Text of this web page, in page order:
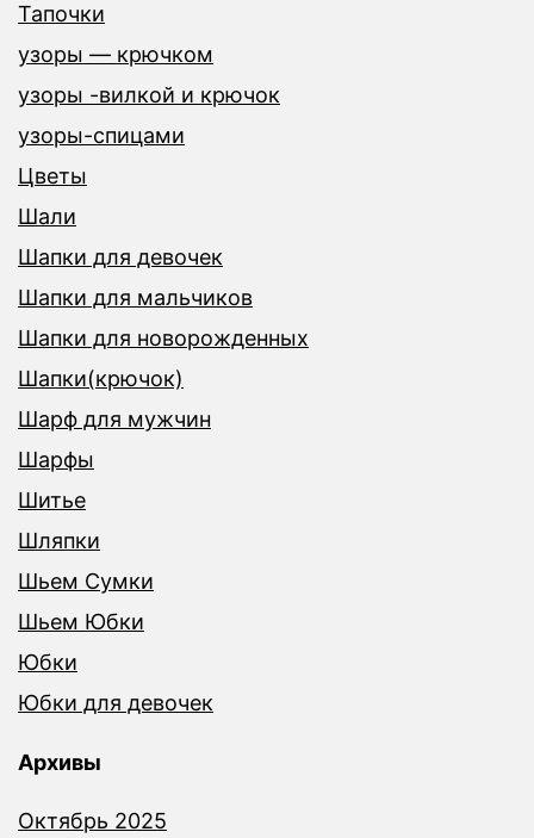
Тапочки
узоры — крючком
узоры -вилкой и крючок
узоры-спицами
Цветы
Шали
Шапки для девочек
Шапки для мальчиков
Шапки для новорожденных
Шапки(крючок)
Шарф для мужчин
Шарфы
Шитье
Шляпки
Шьем Сумки
Шьем Юбки
Юбки
Юбки для девочек
Архивы
Октябрь 2025